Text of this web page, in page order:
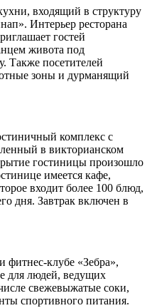
входящий в структуру
Интерьер ресторана
гостей
живота под
Также посетителей
зоны и дурманящий
комплекс с
в викторианском
гостиницы произошло
имеется кафе,
входит более 100 блюд,
дня. Завтрак включен в
фитнес-клубе «Зебра»,
для людей, ведущих
свежевыжатые соки,
спортивного питания.